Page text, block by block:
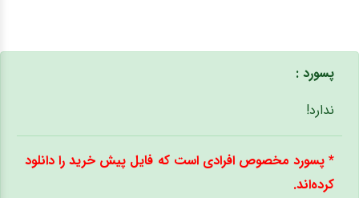
پسورد :
ندارد!
* پسورد مخصوص افرادی است که فایل پیش خرید را دانلود
کرده‌اند.